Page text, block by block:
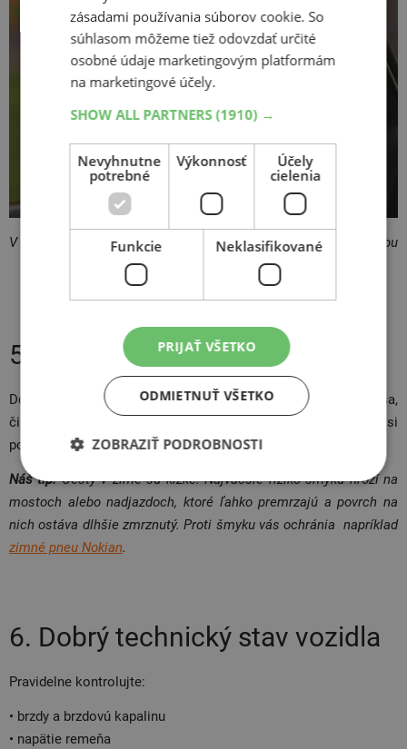
V roku 2016 došlo k 53 167 nehodám kvôli nesprávnemu spôsobu
5. Čo sa deje v okolí
Dobre sledujte situáciu okolo seba apredvídajte . Pozerajte sa,
či vás na ceste neobmedzia zátarasy alebo značenie, dávajte si
pozor na autá, ktoré sa vyhýbajú dieram.
Náš tip:Cesty v zime sú klzké. Najväčšie riziko šmyku hrozí na
mostoch alebo nadjazdoch, ktoré ľahko premrzajú a povrch na
nich ostáva dlhšie zmrznutý. Proti šmyku vás ochránia napríklad
zimné pneu Nokian.
6. Dobrý technický stav vozidla
Pravidelne kontrolujte:
• brzdy a brzdovú kapalinu
• napätie remeňa
zásadami používania súborov cookie. So
súhlasom môžeme tiež odovzdať určité
osobné údaje marketingovým platformám
na marketingové účely.
SHOW ALL PARTNERS(1910) →
Nevyhnutne
potrebné
Výkonnosť
Účely
cielenia
Funkcie Neklasifikované
PRIJAŤ VŠETKO
ODMIETNUŤ VŠETKO
ZOBRAZIŤ PODROBNOSTI